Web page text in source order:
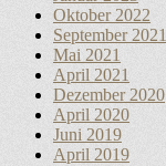
Oktober 2022
September 2021
Mai 2021
April 2021
Dezember 2020
April 2020
Juni 2019
April 2019